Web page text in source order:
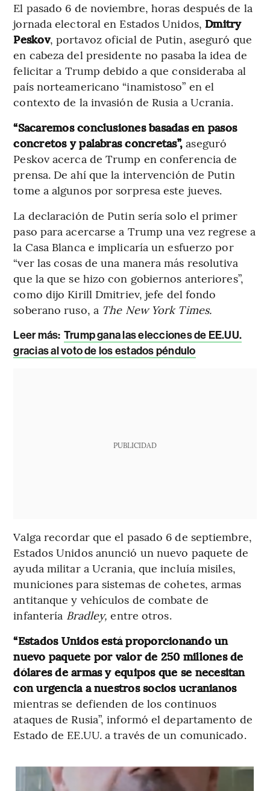
El pasado 6 de noviembre, horas después de la
jornada electoral en Estados Unidos, Dmitry
Peskov, portavoz oficial de Putin, aseguró que
en cabeza del presidente no pasaba la idea de
felicitar a Trump debido a que consideraba al
país norteamericano “inamistoso” en el
contexto de la invasión de Rusia a Ucrania.
“Sacaremos conclusiones basadas en pasos
concretos y palabras concretas”,aseguró
Peskov acerca de Trump en conferencia de
prensa. De ahí que la intervención de Putin
tome a algunos por sorpresa este jueves.
La declaración de Putin sería solo el primer
paso para acercarse a Trump una vez regrese a
la Casa Blanca e implicaría un esfuerzo por
“ver las cosas de una manera más resolutiva
que la que se hizo con gobiernos anteriores”,
como dijo Kirill Dmitriev, jefe del fondo
soberano ruso, a The New York Times.
Leer más: Trump gana las elecciones de EE.UU.
gracias al voto de los estados péndulo
PUBLICIDAD
Valga recordar que el pasado 6 de septiembre,
Estados Unidos anunció un nuevo paquete de
ayuda militar a Ucrania, que incluía misiles,
municiones para sistemas de cohetes, armas
antitanque y vehículos de combate de
infantería Bradley,entre otros.
“Estados Unidos está proporcionando un
nuevo paquete por valor de 250 millones de
dólares de armas y equipos que se necesitan
con urgencia a nuestros socios ucranianos
mientras se defienden de los continuos
ataques de Rusia”, informó el departamento de
Estado de EE.UU. a través de un comunicado.